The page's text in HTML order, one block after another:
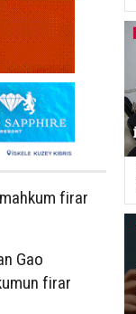
firar
Gao
firar